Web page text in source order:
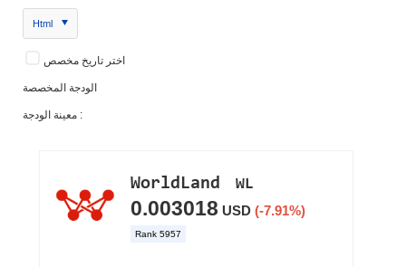
Html
اختر تاريخ مخصص
الودجة المخصصة
معينة الودجة :